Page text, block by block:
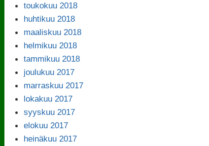
toukokuu 2018
huhtikuu 2018
maaliskuu 2018
helmikuu 2018
tammikuu 2018
joulukuu 2017
marraskuu 2017
lokakuu 2017
syyskuu 2017
elokuu 2017
heinäkuu 2017